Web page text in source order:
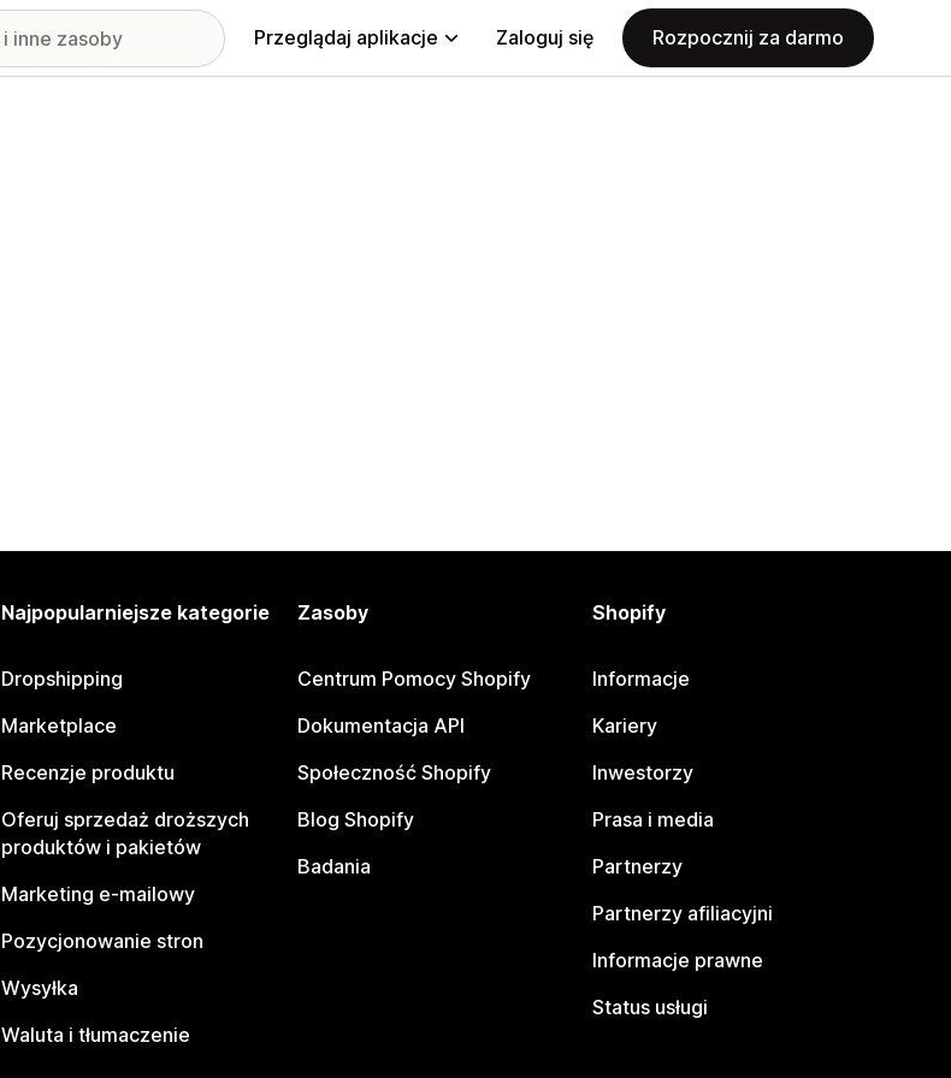
Przeglądaj aplikacje Zaloguj się Rozpocznij za darmo
Najpopularniejsze kategorie
Dropshipping
Marketplace
Recenzje produktu
Oferuj sprzedaż droższych
produktów i pakietów
Marketing e-mailowy
Pozycjonowanie stron
Wysyłka
Waluta i tłumaczenie
Zasoby
Centrum Pomocy Shopify
Dokumentacja API
Społeczność Shopify
Blog Shopify
Badania
Shopify
Informacje
Kariery
Inwestorzy
Prasa i media
Partnerzy
Partnerzy afiliacyjni
Informacje prawne
Status usługi